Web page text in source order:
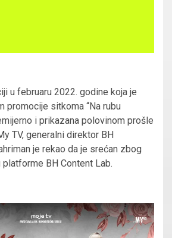
u februaru 2022. godine koja je
promocije sitkoma “Na rubu
i prikazana polovinom prošle
TV, generalni direktor BH
je rekao da je srećan zbog
BH Content Lab.